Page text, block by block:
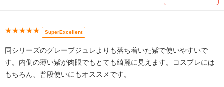
★★★★★ SuperExcellent
同シリーズのグレープジュレよりも落ち着いた紫で使いやすいで
す。内側の薄い紫が肉眼でもとても綺麗に見えます。コスプレには
もちろん、普段使いにもオススメです。